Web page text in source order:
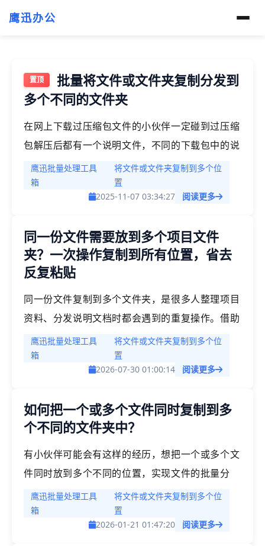
鹰迅办公
批量将文件或文件夹复制分发到
多个不同的文件夹
在网上下载过压缩包文件的小伙伴一定碰到过压缩
包解压后都有一个说明文件，不同的下载包中的说
明文件都是同一个。那这些相同的说明文件是怎么
放到不同的多个文件夹中去的呢？今天就给大家介
绍一下如何将一个或者多个文件/文件夹复制分发
鹰迅批量处理工具
箱
将文件或文件夹复制到多个位
置
2025-11-07 03:34:27
阅读更多
同一份文件需要放到多个项目文件
夹？一次操作复制到所有位置，省去
反复粘贴
同一份文件复制到多个文件夹，是很多人整理项目
资料、分发说明文档时都会遇到的重复操作。借助
「鹰迅批量处理工具箱」的批量复制功能，可以一
次选择多个文件和多个目标目录，统一执行复制分
发，省去反复打开文件夹、来回粘贴的麻烦。适合
需要多路径分发文件的人群使用，操作简单，效率
提升非常明显。
鹰迅批量处理工具
箱
将文件或文件夹复制到多个位
置
2026-07-30 01:00:14
阅读更多
如何把一个或多个文件同时复制到多
个不同的文件夹中？
有小伙伴可能会有这样的经历，想把一个或多个文
件同时放到多个不同的位置，实现文件的批量分
发，可是又不懂编程，自己没办法用脚本来实现，
我一个个手动的复又十分的麻烦，有什么其他的快
速处理的办法吗？
鹰迅批量处理工具
箱
将文件或文件夹复制到多个位
置
2026-01-21 01:47:20
阅读更多